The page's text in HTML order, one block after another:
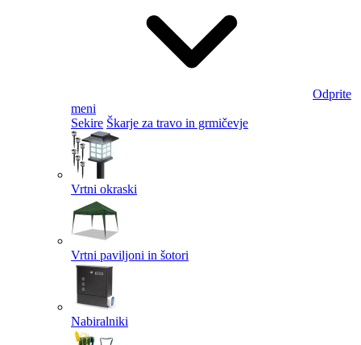
Odprite
meni
Sekire Škarje za travo in grmičevje
Vrtni okraski
Vrtni paviljoni in šotori
Nabiralniki